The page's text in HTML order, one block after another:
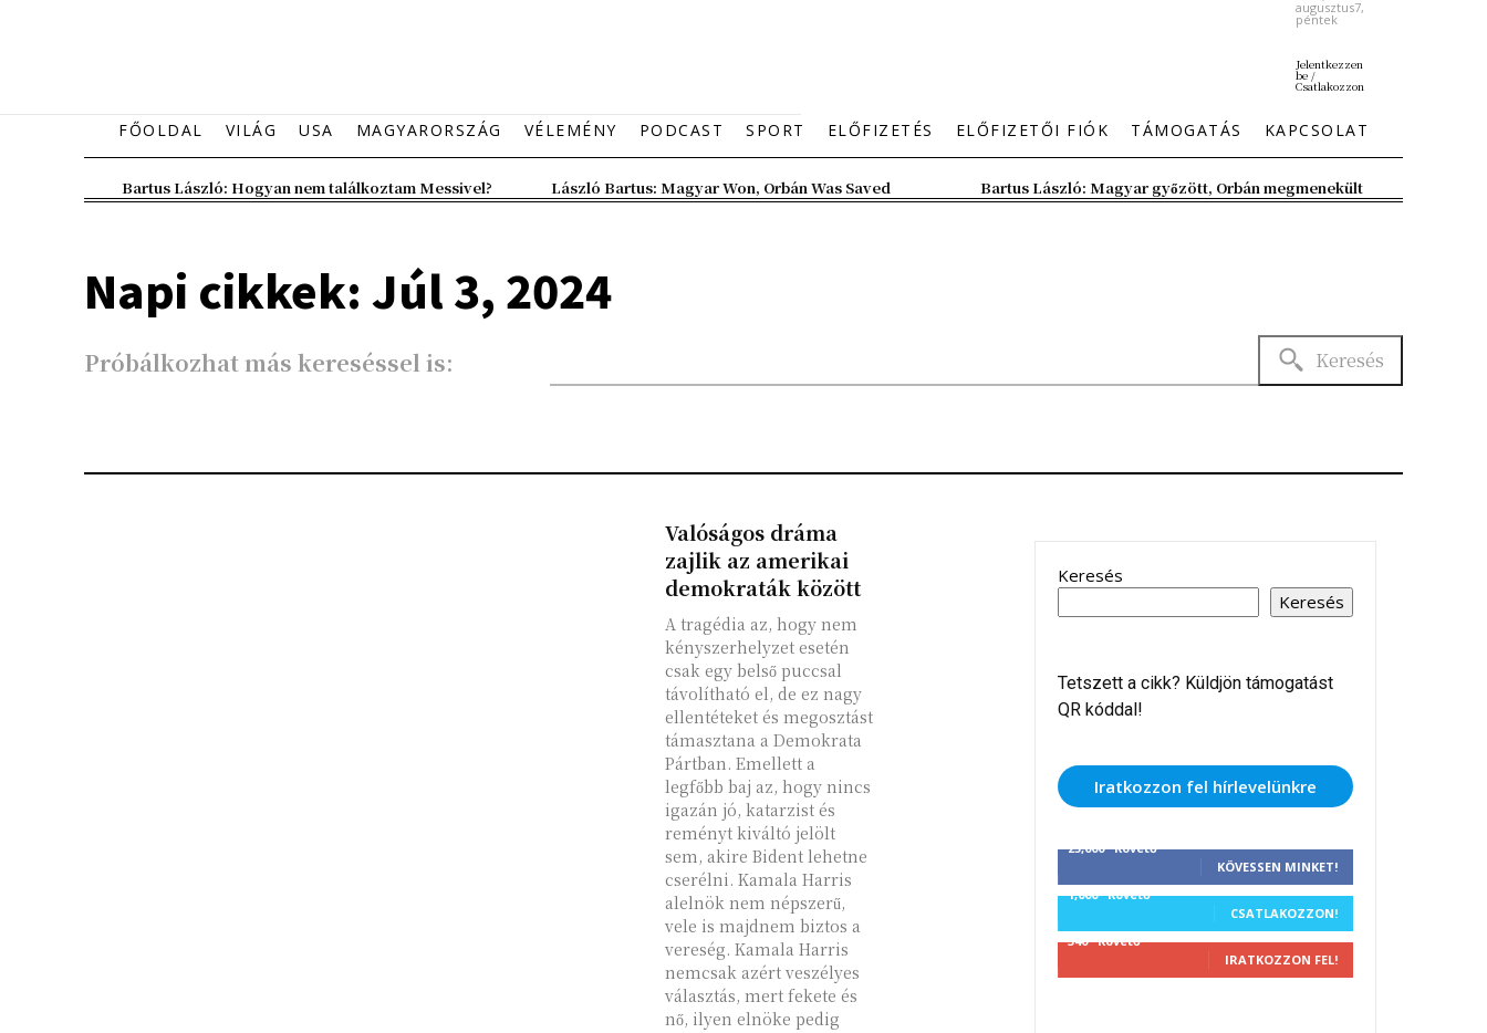
augusztus7,
péntek
Jelentkezzen
be /
Csatlakozzon
FŐOLDAL VILÁG USA MAGYARORSZÁG VÉLEMÉNY PODCAST SPORT ELŐFIZETÉS ELŐFIZETŐI FIÓK TÁMOGATÁS KAPCSOLAT
Bartus László: Hogyan nem találkoztam Messivel? László Bartus: Magyar Won, Orbán Was Saved Bartus László: Magyar győzött, Orbán megmenekült
Napi cikkek: Júl 3, 2024
Próbálkozhat más kereséssel is: Keresés
Valóságos dráma
zajlik az amerikai
demokraták között
A tragédia az, hogy nem
kényszerhelyzet esetén
csak egy belső puccsal
távolítható el, de ez nagy
ellentéteket és megosztást
támasztana a Demokrata
Pártban. Emellett a
legfőbb baj az, hogy nincs
igazán jó, katarzist és
reményt kiváltó jelölt
sem, akire Bident lehetne
cserélni. Kamala Harris
alelnök nem népszerű,
vele is majdnem biztos a
vereség. Kamala Harris
nemcsak azért veszélyes
választás, mert fekete és
nő, ilyen elnöke pedig
Keresés
Keresés
Tetszett a cikk? Küldjön támogatást
QR kóddal!
Iratkozzon fel hírlevelünkre
25,000 Követő
KÖVESSEN MINKET!
1,000 Követő
CSATLAKOZZON!
340 Követő
IRATKOZZON FEL!